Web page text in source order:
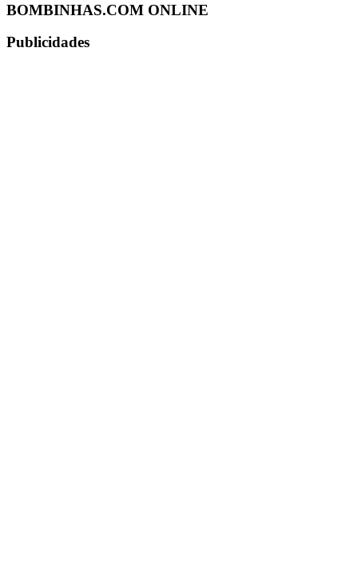
BOMBINHAS.COM ONLINE
Publicidades